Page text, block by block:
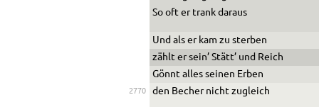
So oft er trank daraus
Und als er kam zu sterben
zählt er sein’ Stätt’ und Reich
Gönnt alles seinen Erben
2770 den Becher nicht zugleich